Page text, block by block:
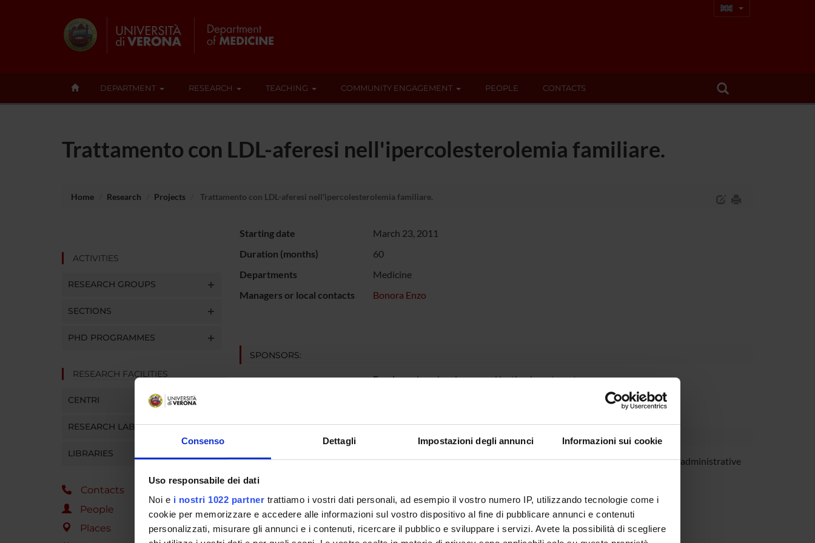
Consenso Dettagli Impostazioni degli annunci Informazioni sui cookie
Uso responsabile dei dati
Noi e i nostri 1022 partner trattiamo i vostri dati personali, ad esempio il vostro numero IP, utilizzando tecnologie come i
cookie per memorizzare e accedere alle informazioni sul vostro dispositivo al fine di pubblicare annunci e contenuti
personalizzati, misurare gli annunci e i contenuti, ricercare il pubblico e sviluppare i servizi. Avete la possibilità di scegliere
DEPARTMENT RESEARCH TEACHING COMMUNITY ENGAGEMENT PEOPLE CONTACTS
Trattamento con LDL-aferesi nell'ipercolesterolemia familiare.
Home Research Projects Trattamento con LDL-aferesi nell'ipercolesterolemia familiare.
ACTIVITIES
RESEARCH GROUPS
SECTIONS
PHD PROGRAMMES
RESEARCH FACILITIES
CENTRI
RESEARCH LABORATORIES
LIBRARIES
Contacts
People
Places
Starting date
March 23, 2011
Duration (months)
60
Departments
Medicine
Managers or local contacts
Bonora Enzo
SPONSORS:
Funds:assigned and managed by the department
PROJECT PARTICIPANTS
Riccardo Bonadonna Full Professor
Federica Moschetta
Technical-administrative
staff
Monica Zardini
Technical-administrative
Maria Grazia Zenti